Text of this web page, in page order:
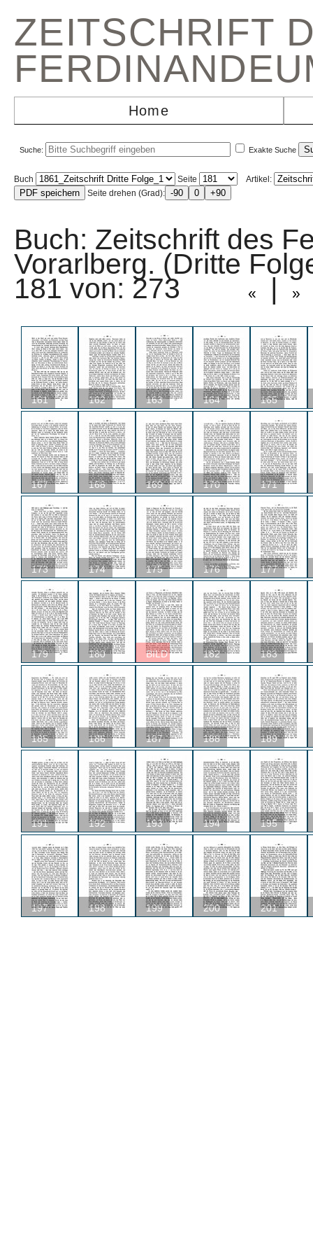
ZEITSCHRIFT
Home
Suche: Exakte Suche
Buch Seite
Artikel:
Seite drehen (Grad):
Buch: Zeitschrift des
Vorarlberg. (Dritte
181 von: 273 « | »
161 162 163 164 165
167 168 169 170 171
173 174 175 176 177
179 180 BILD 182 183
185 186 187 188 189
191 192 193 194 195
197 198 199 200 201